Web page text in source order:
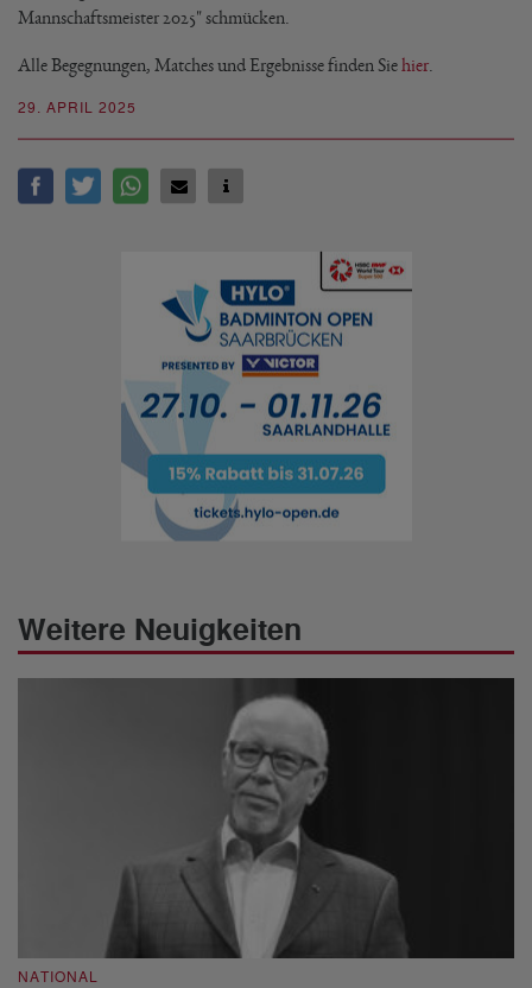
29. APRIL 2025
Mannschaftsmeister 2025" schmücken.
Alle Begegnungen, Matches und Ergebnisse finden Siehier
Weitere Neuigkeiten
NATIONAL